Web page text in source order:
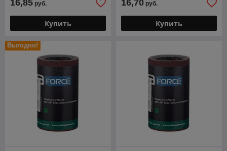
16,85 руб.
Купить
16,70 руб.
Купить
Выгодно!